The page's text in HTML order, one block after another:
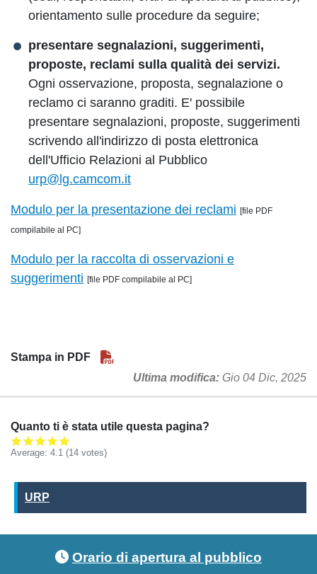
orientamento sulle procedure da seguire;
presentare segnalazioni, suggerimenti,
proposte, reclami sulla qualità dei servizi.
Ogni osservazione, proposta, segnalazione o
reclamo ci saranno graditi. E' possibile
presentare segnalazioni, proposte, suggerimenti
scrivendo all'indirizzo di posta elettronica
dell'Ufficio Relazioni al Pubblico
urp@lg.camcom.it
Modulo per la presentazione dei reclami [file PDF
compilabile al PC]
Modulo per la raccolta di osservazioni e
suggerimenti [file PDF compilabile al PC]
Stampa in PDF
Ultima modifica Gio 04 Dic, 2025
Quanto ti è stata utile questa pagina?
Average: 4.1 (14 votes)
URP
URP
Orario di apertura al pubblico